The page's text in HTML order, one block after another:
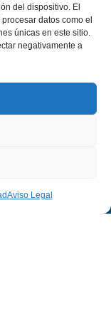
del dispositivo. El
datos como el
únicas en este sitio.
negativamente a
Aviso Legal